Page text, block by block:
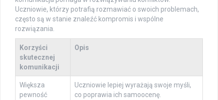
Uczniowie, którzy potrafią rozmawiać o swoich problemach,
często są w stanie znaleźć kompromis i wspólne
rozwiązania.
Korzyści
skutecznej
komunikacji
Opis
Większa
pewność
Uczniowie lepiej wyrażają swoje myśli,
co poprawia ich samoocenę.